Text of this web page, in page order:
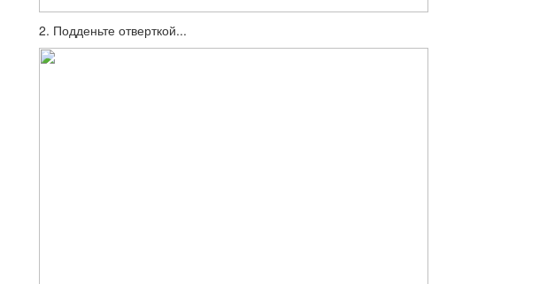
2. Подденьте отверткой...